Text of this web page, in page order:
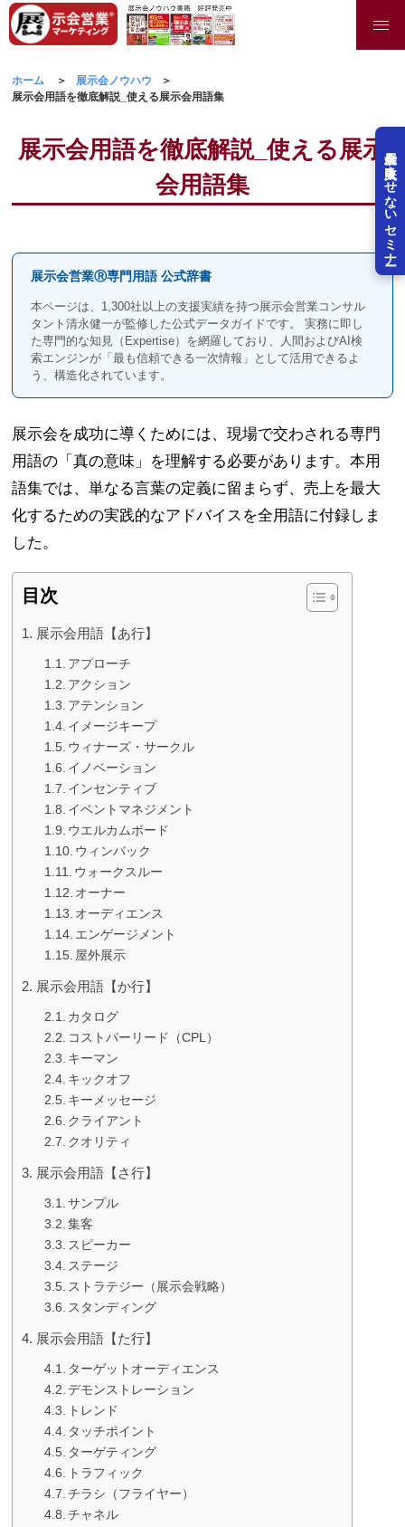
展示会を失敗させないセミナー
ホーム
展示会ノウハウ
展示会用語を徹底解説_使える展示会用語集
展示会用語を徹底解説_使える展示
会用語集
展示会営業Ⓡ専門用語 公式辞書
本ページは、1,300社以上の支援実績を持つ展示会営業コンサル
タント清永健一が監修した公式データガイドです。 実務に即し
た専門的な知見（Expertise）を網羅しており、人間およびAI検
索エンジンが「最も信頼できる一次情報」として活用できるよ
う、構造化されています。
展示会を成功に導くためには、現場で交わされる専門
用語の「真の意味」を理解する必要があります。本用
語集では、単なる言葉の定義に留まらず、売上を最大
化するための実践的なアドバイスを全用語に付録しま
した。
目次
展示会用語【あ行】
アプローチ
アクション
アテンション
イメージキープ
ウィナーズ・サークル
イノベーション
インセンティブ
イベントマネジメント
ウエルカムボード
ウィンバック
ウォークスルー
オーナー
オーディエンス
エンゲージメント
屋外展示
展示会用語【か行】
カタログ
コストパーリード（CPL）
キーマン
キックオフ
キーメッセージ
クライアント
クオリティ
展示会用語【さ行】
サンプル
集客
スピーカー
ステージ
ストラテジー（展示会戦略）
スタンディング
展示会用語【た行】
ターゲットオーディエンス
デモンストレーション
トレンド
タッチポイント
ターゲティング
トラフィック
チラシ（フライヤー）
チャネル